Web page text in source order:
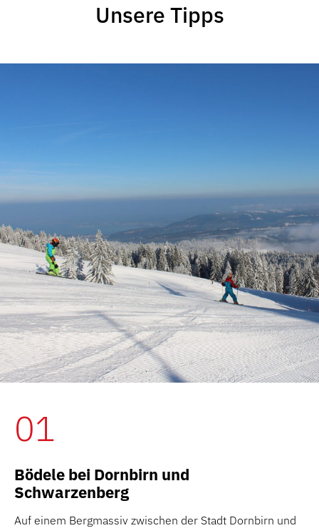
Unsere Tipps
01
Bödele bei Dornbirn und
Schwarzenberg
Auf einem Bergmassiv zwischen der Stadt Dornbirn und